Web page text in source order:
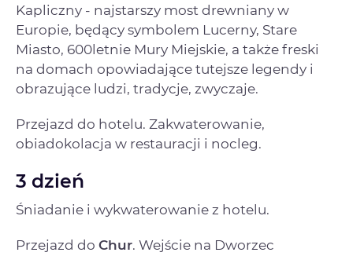
Kapliczny - najstarszy most drewniany w
Europie, będący symbolem Lucerny, Stare
Miasto, 600letnie Mury Miejskie, a także freski
na domach opowiadające tutejsze legendy i
obrazujące ludzi, tradycje, zwyczaje.
Przejazd do hotelu. Zakwaterowanie,
obiadokolacja w restauracji i nocleg.
3 dzień
Śniadanie i wykwaterowanie z hotelu.
Przejazd do Chur. Wejście na Dworzec